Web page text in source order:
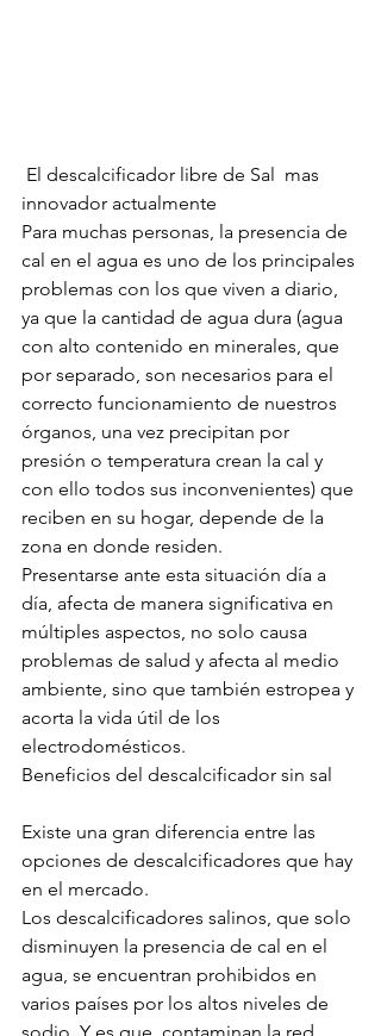
innovador actualmente
Para muchas personas, la presencia de
cal en el agua es uno de los principales
problemas con los que viven a diario,
ya que la cantidad de agua dura (agua
con alto contenido en minerales, que
por separado, son necesarios para el
correcto funcionamiento de nuestros
órganos, una vez precipitan por
presión o temperatura crean la cal y
con ello todos sus inconvenientes) que
reciben en su hogar, depende de la
zona en donde residen.
Presentarse ante esta situación día a
día, afecta de manera significativa en
múltiples aspectos, no solo causa
problemas de salud y afecta al medio
ambiente, sino que también estropea y
acorta la vida útil de los
electrodomésticos.
Beneficios del descalcificador sin sal
Existe una gran diferencia entre las
opciones de descalcificadores que hay
en el mercado.
Los descalcificadores salinos, que solo
disminuyen la presencia de cal en el
agua, se encuentran prohibidos en
varios países por los altos niveles de